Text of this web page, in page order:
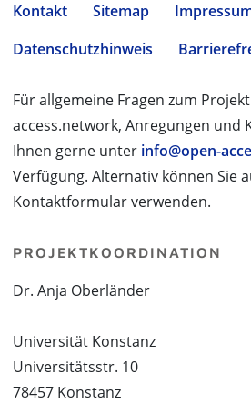
Kontakt Sitemap
Datenschutzhinweis
Für allgemeine Fragen zum
access.network, Anregungen und
Ihnen gerne unter info@open-
Verfügung. Alternativ können Sie
Kontaktformular verwenden.
PROJEKTKOORDINATION
Dr. Anja Oberländer
Universität Konstanz
Universitätsstr. 10
78457 Konstanz